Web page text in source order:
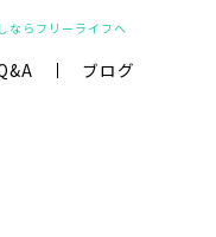
ならフリーライフへ
ブログ